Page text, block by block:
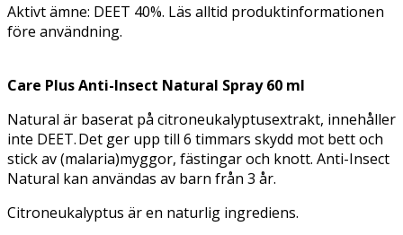
Aktivt ämne: DEET 40%. Läs alltid produktinformationen
före användning.
Care Plus Anti-Insect Natural Spray 60 ml
Natural är baserat på citroneukalyptusextrakt, innehåller
inte DEET. Det ger upp till 6 timmars skydd mot bett och
stick av (malaria)myggor, fästingar och knott. Anti-Insect
Natural kan användas av barn från 3 år.
Citroneukalyptus är en naturlig ingrediens.